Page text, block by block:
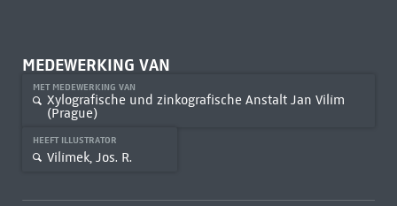
MEDEWERKING VAN
MET MEDEWERKING VAN
Xylografische und zinkografische Anstalt Jan Vilím
(Prague)
HEEFT ILLUSTRATOR
Vilímek, Jos. R.